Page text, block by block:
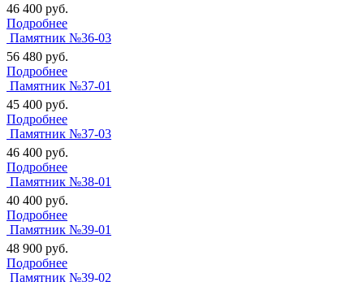
46 400 руб.
Подробнее
Памятник №36-03
56 480 руб.
Подробнее
Памятник №37-01
45 400 руб.
Подробнее
Памятник №37-03
46 400 руб.
Подробнее
Памятник №38-01
40 400 руб.
Подробнее
Памятник №39-01
48 900 руб.
Подробнее
Памятник №39-02